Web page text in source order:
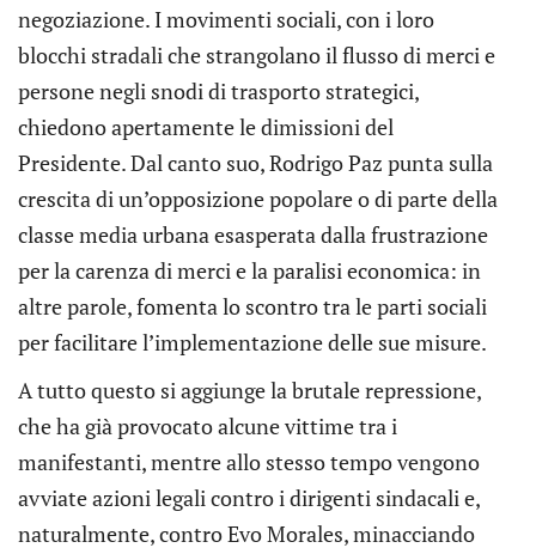
negoziazione. I movimenti sociali, con i loro
blocchi stradali che strangolano il flusso di merci e
persone negli snodi di trasporto strategici,
chiedono apertamente le dimissioni del
Presidente. Dal canto suo, Rodrigo Paz punta sulla
crescita di un’opposizione popolare o di parte della
classe media urbana esasperata dalla frustrazione
per la carenza di merci e la paralisi economica: in
altre parole, fomenta lo scontro tra le parti sociali
per facilitare l’implementazione delle sue misure.
A tutto questo si aggiunge la brutale repressione,
che ha già provocato alcune vittime tra i
manifestanti, mentre allo stesso tempo vengono
avviate azioni legali contro i dirigenti sindacali e,
naturalmente, contro Evo Morales, minacciando